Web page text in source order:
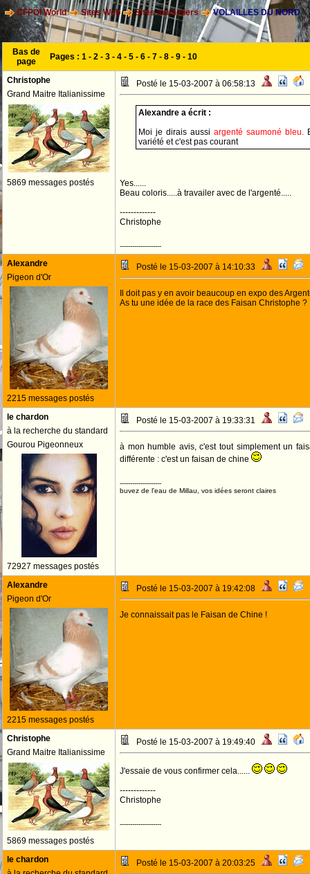
CFPOI World Sites Web Sites animaliers VOLAILLES DU NORD
Bas de
page
Pages : 1 - 2 - 3 - 4 - 5 - 6 - 7 - 8 - 9 - 10
Christophe
Grand Maitre Italianissime
5869 messages postés
Posté le 15-03-2007 à 06:58:13
Alexandre a écrit :
Moi je dirais aussi argenté saumoné bleu.
variété et c'est pas courant
Yes......
Beau coloris.....à travailer avec de l'argenté.....
-------------
Christophe
--------------------
Alexandre
Pigeon d'Or
2215 messages postés
Posté le 15-03-2007 à 14:10:33
Il doit pas y en avoir beaucoup en expo des
As tu une idée de la race des Faisan Christophe ?
le chardon
à la recherche du standard
Gourou Pigeonneux
72927 messages postés
Posté le 15-03-2007 à 19:33:31
à mon humble avis, c'est tout simplement un
différente : c'est un faisan de chine
--------------------
buvez de l'eau de Millau, vos idées seront claires
Alexandre
Pigeon d'Or
2215 messages postés
Posté le 15-03-2007 à 19:42:08
Je connaissait pas le Faisan de Chine !
Christophe
Grand Maitre Italianissime
5869 messages postés
Posté le 15-03-2007 à 19:49:40
J'essaie de vous confirmer cela......
-------------
Christophe
--------------------
le chardon
Posté le 15-03-2007 à 20:03:25